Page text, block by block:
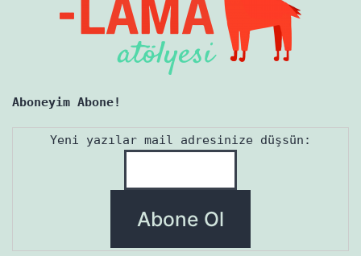
Aboneyim Abone!
Yeni yazılar mail adresinize düşsün: